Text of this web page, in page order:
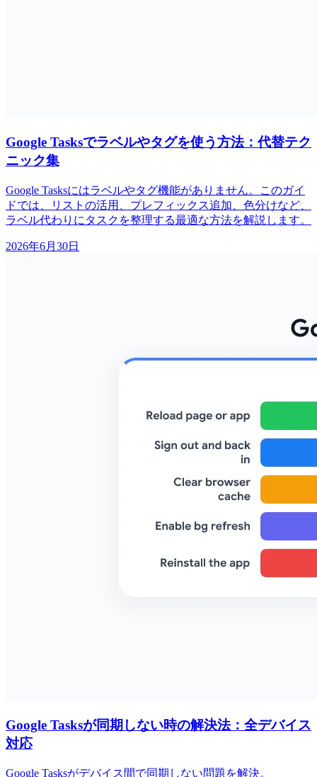
Google Tasksでラベルやタグを使う方法：代替テク
ニック集
Google Tasksにはラベルやタグ機能がありません。このガイ
ドでは、リストの活用、プレフィックス追加、色分けなど、
ラベル代わりにタスクを整理する最適な方法を解説します。
2026年6月30日
Google Tasksが同期しない時の解決法：全デバイス
対応
Google Tasksがデバイス間で同期しない問題を解決。